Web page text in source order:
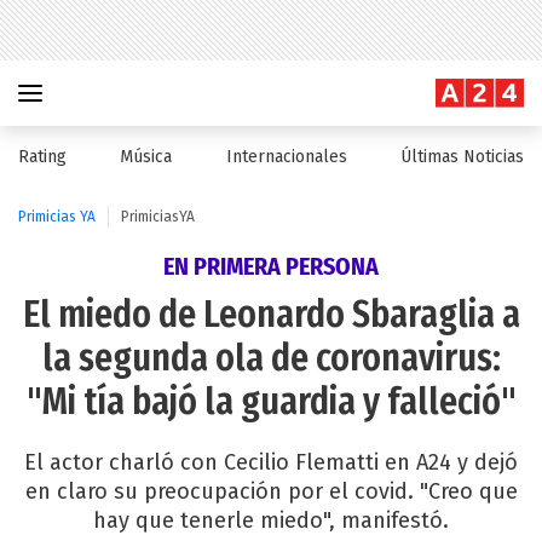
Rating Música Internacionales Últimas Noticias
Primicias YA PrimiciasYA
EN PRIMERA PERSONA
El miedo de Leonardo Sbaraglia a
la segunda ola de coronavirus:
"Mi tía bajó la guardia y falleció"
El actor charló con Cecilio Flematti en A24 y dejó
en claro su preocupación por el covid. "Creo que
hay que tenerle miedo", manifestó.